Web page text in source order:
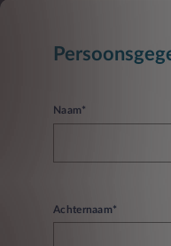
Naam*
Achternaam*